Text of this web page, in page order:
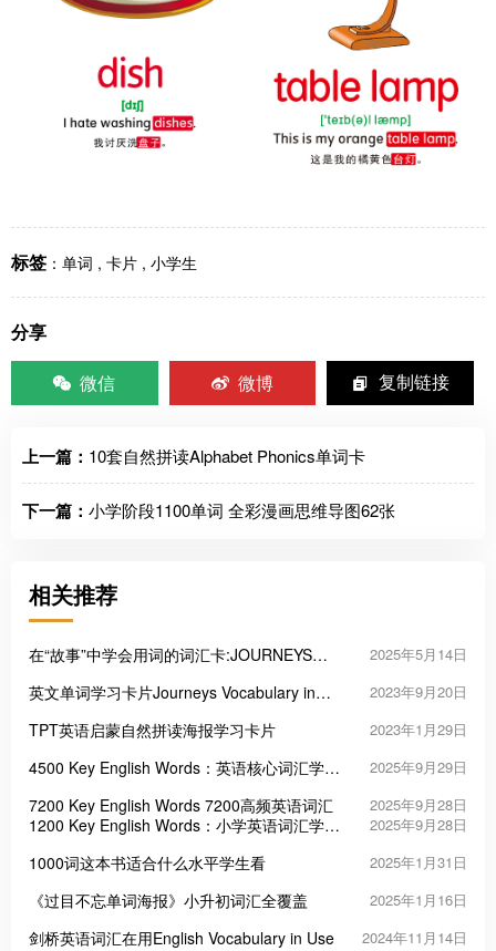
标签 ： 单词 , 卡片 , 小学生
分享
微信
微博 复制链接
上一篇： 10套自然拼读Alphabet Phonics单词卡
下一篇： 小学阶段1100单词 全彩漫画思维导图62张
相关推荐
在“故事”中学会用词的词汇卡:JOURNEYS
2025年5月14日
英文单词学习卡片Journeys Vocabulary in
2023年9月20日
TPT英语启蒙自然拼读海报学习卡片 2023年1月29日
4500 Key English Words：英语核心词汇学习
2025年9月29日
7200 Key English Words 7200高频英语词汇 2025年9月28日
1200 Key English Words：小学英语词汇学习
2025年9月28日
1000词这本书适合什么水平学生看 2025年1月31日
《过目不忘单词海报》小升初词汇全覆盖 2025年1月16日
剑桥英语词汇在用English Vocabulary in Use 2024年11月14日